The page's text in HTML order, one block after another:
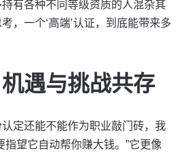
有各种不同等级资质的人混杂其
，一个‘高端’认证，到底能带来多
遇与挑战共存
定还能不能作为职业敲门砖，我
指望它自动帮你赚大钱。”它更像